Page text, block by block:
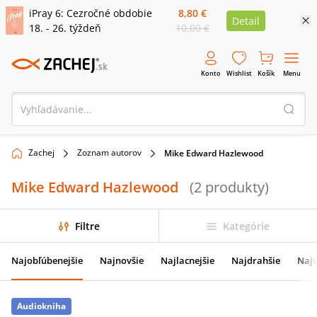
iPray 6: Cezročné obdobie
18. - 26. týždeň
8,80 €
10,00 €
Detail
Konto Wishlist Košík Menu
Zachej Zoznam autorov Mike Edward Hazlewood
Mike Edward Hazlewood (2 produkty)
Filtre Kategórie
Najobľúbenejšie Najnovšie Najlacnejšie Najdrahšie
Audiokniha